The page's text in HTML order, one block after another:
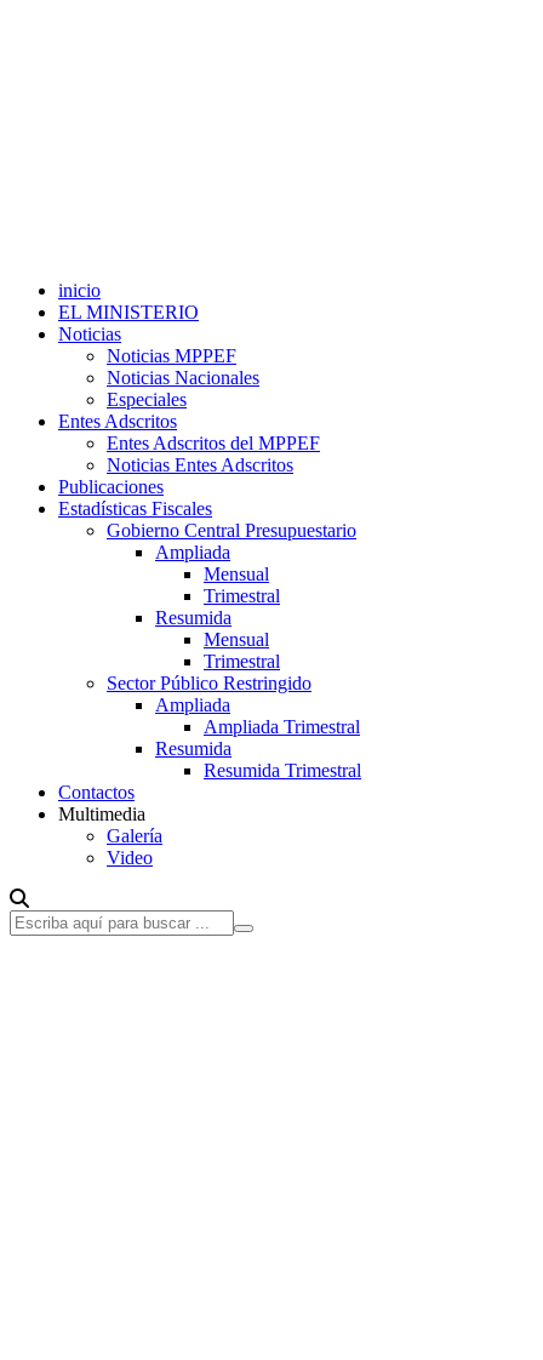
inicio
EL MINISTERIO
Noticias
Noticias MPPEF
Noticias Nacionales
Especiales
Entes Adscritos
Entes Adscritos del MPPEF
Noticias Entes Adscritos
Publicaciones
Estadísticas Fiscales
Gobierno Central Presupuestario
Ampliada
Mensual
Trimestral
Resumida
Mensual
Trimestral
Sector Público Restringido
Ampliada
Ampliada Trimestral
Resumida
Resumida Trimestral
Contactos
Multimedia
Galería
Video